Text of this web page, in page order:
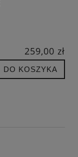
259,00 zł
DO KOSZYKA